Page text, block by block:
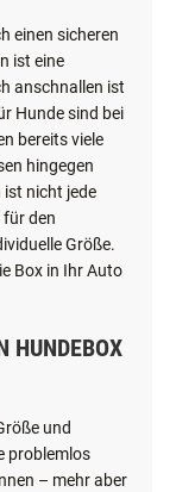
einen sicheren
ist eine
anschnallen ist
Hunde sind bei
bereits viele
hingegen
nicht jede
für den
Größe.
Box in Ihr Auto
HUNDEBOX
und
problemlos
– mehr aber